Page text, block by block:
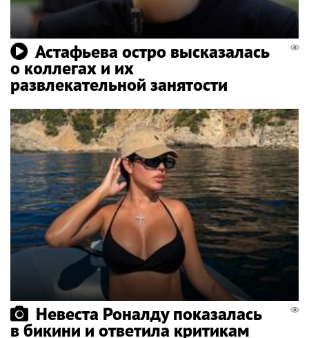
Астафьева остро высказалась
о коллегах и их
развлекательной занятости
Невеста Роналду показалась
в бикини и ответила критикам